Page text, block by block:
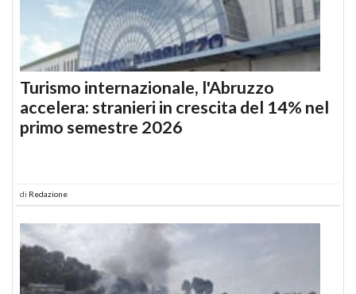
Turismo internazionale, l'Abruzzo
accelera: stranieri in crescita del 14% nel
primo semestre 2026
di Redazione